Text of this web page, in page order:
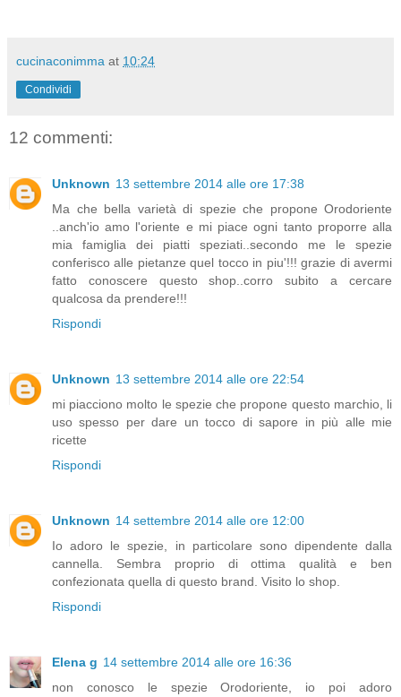
cucinaconimma at 10:24
Condividi
12 commenti:
Unknown 13 settembre 2014 alle ore 17:38
Ma che bella varietà di spezie che propone Orodoriente
..anch'io amo l'oriente e mi piace ogni tanto proporre alla
mia famiglia dei piatti speziati..secondo me le spezie
conferisco alle pietanze quel tocco in piu'!!! grazie di avermi
fatto conoscere questo shop..corro subito a cercare
qualcosa da prendere!!!
Rispondi
Unknown 13 settembre 2014 alle ore 22:54
mi piacciono molto le spezie che propone questo marchio, li
uso spesso per dare un tocco di sapore in più alle mie
ricette
Rispondi
Unknown 14 settembre 2014 alle ore 12:00
Io adoro le spezie, in particolare sono dipendente dalla
cannella. Sembra proprio di ottima qualità e ben
confezionata quella di questo brand. Visito lo shop.
Rispondi
Elena g 14 settembre 2014 alle ore 16:36
non conosco le spezie Orodoriente, io poi adoro